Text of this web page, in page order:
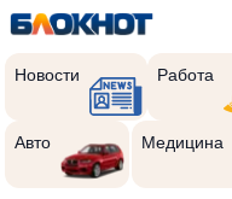
Новости Работа
Авто Медицина